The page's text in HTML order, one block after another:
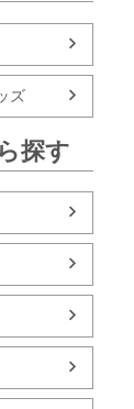
ズ
探す